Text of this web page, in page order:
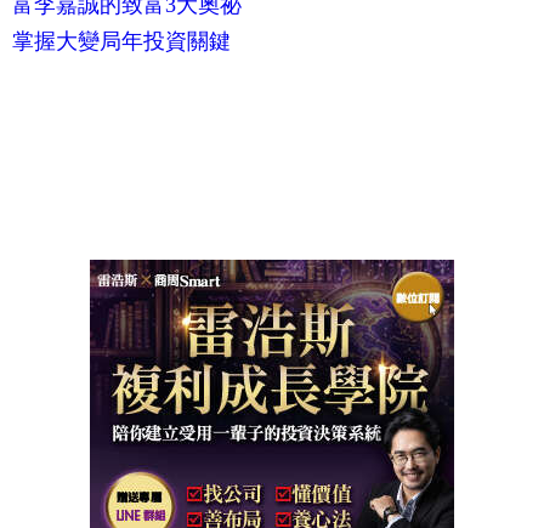
富李嘉誠的致富3大奧祕
掌握大變局年投資關鍵